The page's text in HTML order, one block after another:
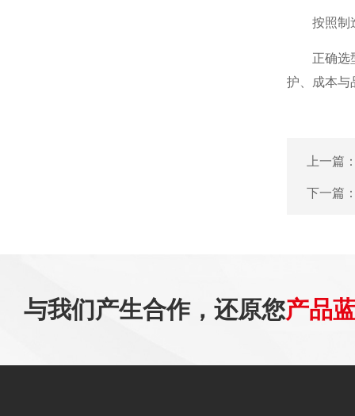
按照制造
正确选
护、成本与
上一篇
下一篇
与我们产生合作，还原您产品